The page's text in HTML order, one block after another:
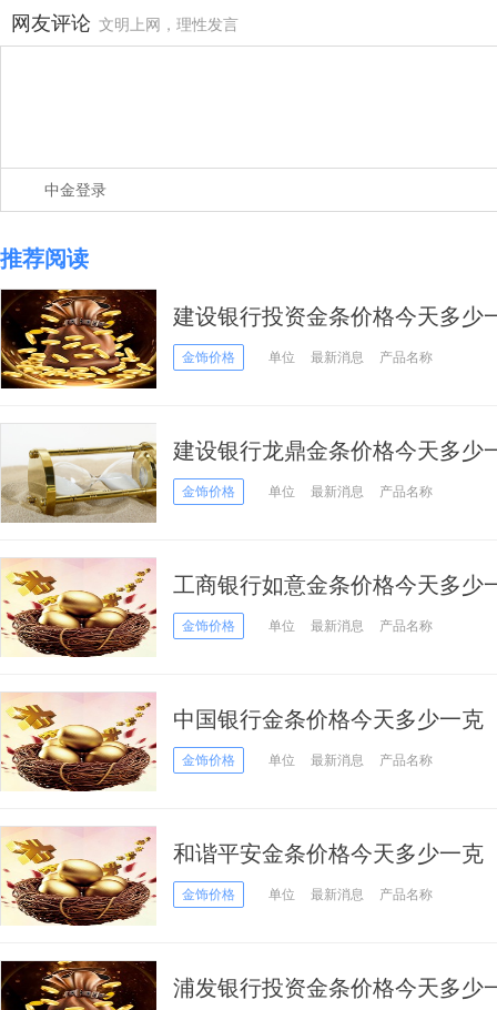
网友评论 文明上网，理性发言
中金登录
推荐阅读
建设银行投资金条价格今天多少
金饰价格 单位 最新消息 产品名称
建设银行龙鼎金条价格今天多少
金饰价格 单位 最新消息 产品名称
工商银行如意金条价格今天多少
金饰价格 单位 最新消息 产品名称
中国银行金条价格今天多少一克
金饰价格 单位 最新消息 产品名称
和谐平安金条价格今天多少一克
金饰价格 单位 最新消息 产品名称
浦发银行投资金条价格今天多少